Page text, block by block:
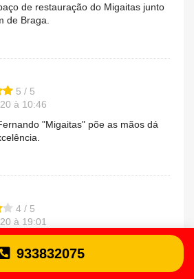
de restauração do Migaitas junto
de Braga.
5 / 5
à 10:46
"Migaitas" põe as mãos dá
4 / 5
à 19:01
Fomos bem recebidos. A carta não
933832075